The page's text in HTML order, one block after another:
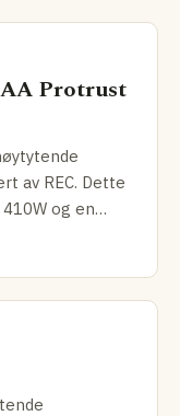
Protrust
av REC. Dette
og en